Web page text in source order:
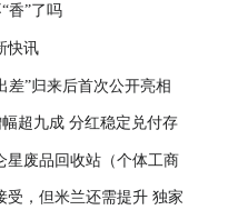
香”了吗
快讯
差”归来后首次公开亮相
超九成 分红稳定兑付存
星废品回收站（个体工商
民币
受，但米兰还需提升 独家